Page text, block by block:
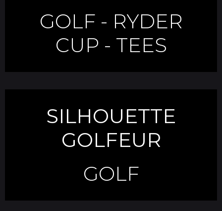
GOLF - RYDER
CUP - TEES
SILHOUETTE
GOLFEUR
GOLF